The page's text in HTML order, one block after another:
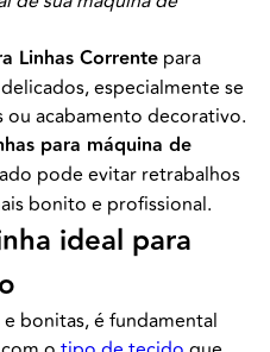
Linhas Corrente para
especialmente se
acabamento decorativo.
para máquina de
pode evitar retrabalhos
bonito e profissional.
ideal para
bonitas, é fundamental